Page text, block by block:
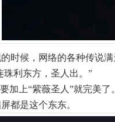
时候，网络的各种传说满
珠利东方，圣人出。”
加上“紫薇圣人”就完美了。
都是这个东东。